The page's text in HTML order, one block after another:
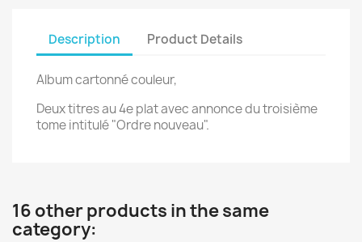
Description Product Details
Album cartonné couleur,
Deux titres au 4e plat avec annonce du troisième
tome intitulé "Ordre nouveau".
16 other products in the same
category: